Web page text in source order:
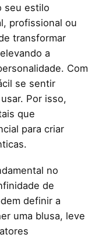
seu estilo
profissional ou
transformar
a
Com
se sentir
Por isso,
que
para criar
no
de
definir a
uma blusa, leve